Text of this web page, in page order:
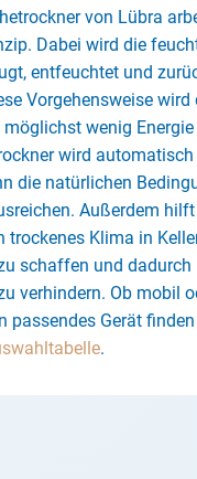
von Lübra
Dabei wird die
entfeuchtet und
Vorgehensweise wird
wenig
wird
die natürlichen
Außerdem
trockenes Klima in
schaffen und dadurch
verhindern. Ob mobil
passendes Gerät
.